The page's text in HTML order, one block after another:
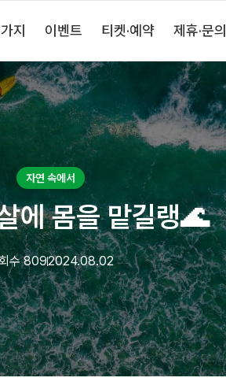
지 이벤트 티켓·예약 제휴·문
자연 속에서
에 몸을 맡길랭🌊
수8092024.08.02